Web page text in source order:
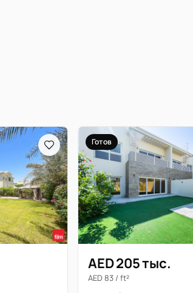
Готов
AED 205 тыс.
AED 83 / ft²